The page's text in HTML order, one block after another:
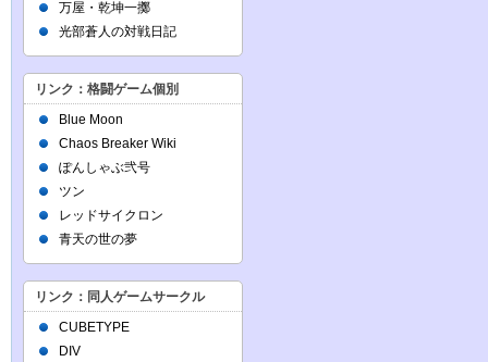
万屋・乾坤一擲
光部蒼人の対戦日記
リンク：格闘ゲーム個別
Blue Moon
Chaos Breaker Wiki
ぽんしゃぶ弐号
ツン
レッドサイクロン
青天の世の夢
リンク：同人ゲームサークル
CUBETYPE
DIV